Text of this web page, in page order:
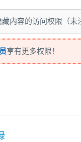
内容的访问权限（未
享有更多权限！